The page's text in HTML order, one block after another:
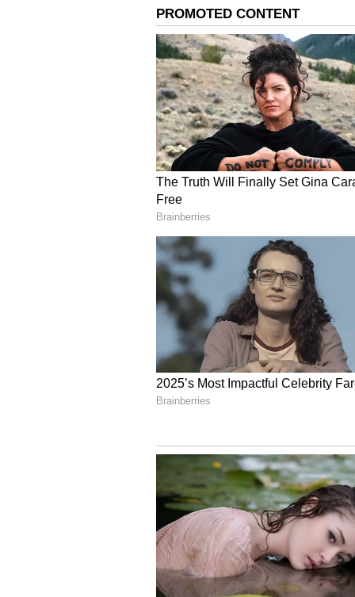
ನಿಗಮ ಮಂಡಳಿಗೆ ಶಾಸಕರು ಹಾಗೂ
ಕೆಪಿಸಿಸಿ ಅಧ್ಯಕ್ಷ ಡಿ.ಕೆ. ಶಿವಕುಮಾರ್
ಶಾಸಕರ ನಡುವೆ ಸಹ ಗುಂಪುಗಾರಿಕೆ
ಅವರು ಪಕ್ಷಕ್ಕಾಗಿ ಅವರ ಸೇವೆಯನ್ನು
ಉದಯ್ ವಿಶ್ವಾಸ ವ್ಯಕ್ತಪಡಿಸಿದರು.